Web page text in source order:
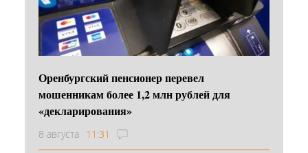
Оренбургский пенсионер перевел
мошенникам более 1,2 млн рублей для
«декларирования»
8 августа 11:31